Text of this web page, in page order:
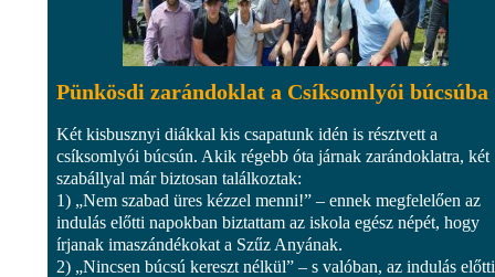
Pünkösdi zarándoklat a Csíksomlyói búcsúba
Két kisbusznyi diákkal kis csapatunk idén is résztvett a
csíksomlyói búcsún. Akik régebb óta járnak zarándoklatra, két
szabállyal már biztosan találkoztak:
1) „Nem szabad üres kézzel menni!” – ennek megfelelően az
indulás előtti napokban biztattam az iskola egész népét, hogy
írjanak imaszándékokat a Szűz Anyának.
2) „Nincsen búcsú kereszt nélkül” – s valóban, az indulás előtti